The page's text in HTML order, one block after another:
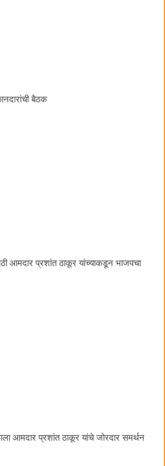
बैठक
आमदार प्रशांत ठाकूर यांच्याकडून भाजपचा
आमदार प्रशांत ठाकूर यांचे जोरदार समर्थन